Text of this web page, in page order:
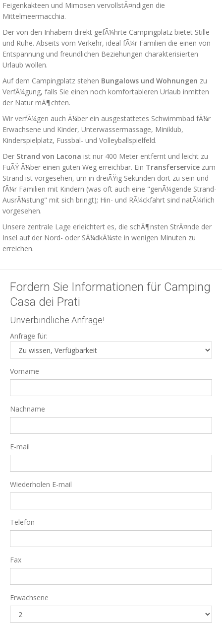
Feigenkakteen und Mimosen vervollstÃ¤ndigen die
Mittelmeermacchia.
Der von den Inhabern direkt gefÃ¼hrte Campingplatz bietet Stille
und Ruhe. Abseits vom Verkehr, ideal fÃ¼r Familien die einen von
Entspannung und freundlichen Beziehungen charakterisierten
Urlaub wollen.
Auf dem Campingplatz stehen Bungalows und Wohnungen zu
VerfÃ¼gung, falls Sie einen noch komfortableren Urlaub inmitten
der Natur mÃ¶chten.
Wir verfÃ¼gen auch Ã¼ber ein ausgestattetes Schwimmbad fÃ¼r
Erwachsene und Kinder, Unterwassermassage, Miniklub,
Kinderspielplatz, Fussbal- und Volleyballspielfeld.
Der Strand von Lacona ist nur 400 Meter entfernt und leicht zu
FuÃŸ Ã¼ber einen guten Weg erreichbar. Ein Transferservice zum
Strand ist vorgesehen, um in dreiÃŸig Sekunden dort zu sein und
fÃ¼r Familien mit Kindern (was oft auch eine "genÃ¼gende Strand-
AusrÃ¼stung" mit sich bringt); Hin- und RÃ¼ckfahrt sind natÃ¼rlich
vorgesehen.
Unsere zentrale Lage erleichtert es, die schÃ¶nsten StrÃ¤nde der
Insel auf der Nord- oder SÃ¼dkÃ¼ste in wenigen Minuten zu
erreichen.
Fordern Sie Informationen für Camping
Casa dei Prati
Unverbindliche Anfrage!
Anfrage für:
Vorname
Nachname
E-mail
Wiederholen E-mail
Telefon
Fax
Erwachsene